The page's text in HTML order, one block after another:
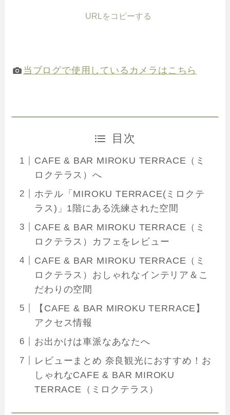
URLをコピーする
当ブログで使用しているカメラはこちら
目次
CAFE & BAR MIROKU TERRACE（ミ
ロクテラス）へ
ホテル「MIROKU TERRACE(ミロクテ
ラス)」1階にある洗練された空間
CAFE & BAR MIROKU TERRACE（ミ
ロクテラス）カフェをレビュー
CAFE & BAR MIROKU TERRACE（ミ
ロクテラス）おしゃれなインテリア＆こ
だわりの空間
【CAFE & BAR MIROKU TERRACE】
アクセス情報
お出かけは車派なあなたへ
レビューまとめ 奈良観光におすすめ！お
しゃれなCAFE & BAR MIROKU
TERRACE（ミロクテラス）